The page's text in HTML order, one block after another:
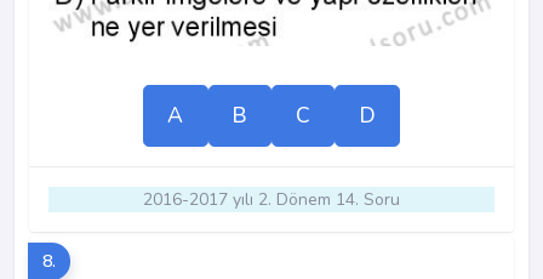
A B C D
2016-2017 yılı 2. Dönem 14. Soru
8.